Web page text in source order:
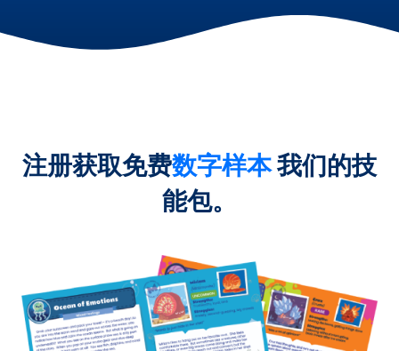
注册获取免费数字样本我们的技
能包。